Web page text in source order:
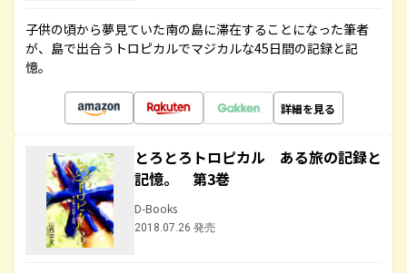
子供の頃から夢見ていた南の島に滞在することになった筆者
が、島で出合うトロピカルでマジカルな45日間の記録と記
憶。
詳細を見る
とろとろトロピカル ある旅の記録と
記憶。 第3巻
D-Books
2018.07.26 発売